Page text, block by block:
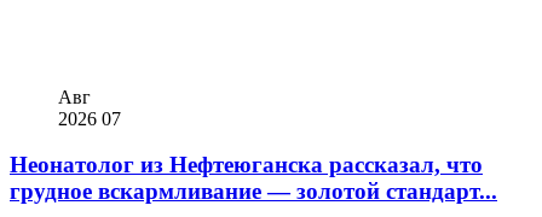
Авг
2026 07
Неонатолог из Нефтеюганска рассказал, что
грудное вскармливание — золотой стандарт...